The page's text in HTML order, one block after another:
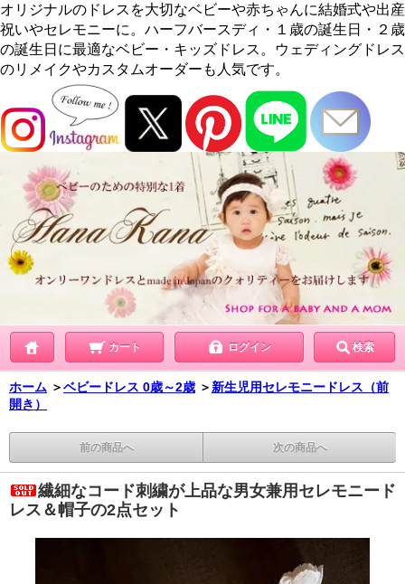
オリジナルのドレスを大切なベビーや赤ちゃんに結婚式や出産
祝いやセレモニーに。ハーフバースディ・１歳の誕生日・２歳
の誕生日に最適なベビー・キッズドレス。ウェディングドレス
のリメイクやカスタムオーダーも人気です。
カート ログイン 検索
ホーム ＞ベビードレス 0歳～2歳 ＞新生児用セレモニードレス（前
開き）
前の商品へ 次の商品へ
繊細なコード刺繍が上品な男女兼用セレモニード
レス＆帽子の2点セット